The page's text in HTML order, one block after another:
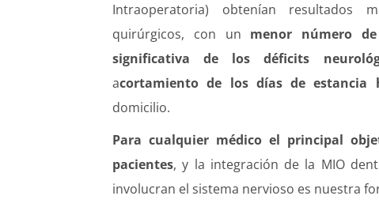
Intraoperatoria) obtenían resultados
quirúrgicos, con un menor número
significativa de los déficits
acortamiento de los días de estancia
domicilio.
Para cualquier médico el principal
pacientes, y la integración de la MIO
involucran el sistema nervioso es nuestra